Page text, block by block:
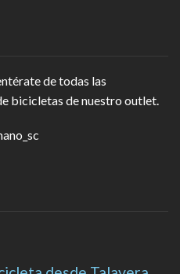
de todas las
bicicletas de nuestro outlet.